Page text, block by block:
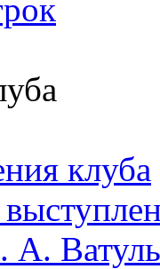
клуба
А.